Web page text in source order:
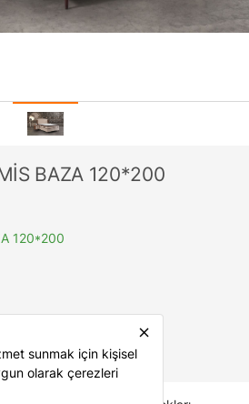
BAZA 120*200
120*200
close
sunmak için kişisel
olarak çerezleri